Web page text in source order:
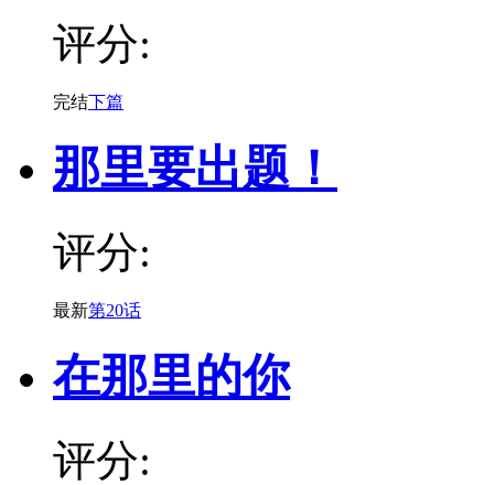
评分:
完结下篇
那里要出题！
评分:
最新第20话
在那里的你
评分: